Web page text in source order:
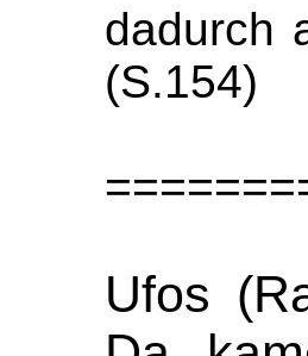
dadurch
(S.154)
Ufos